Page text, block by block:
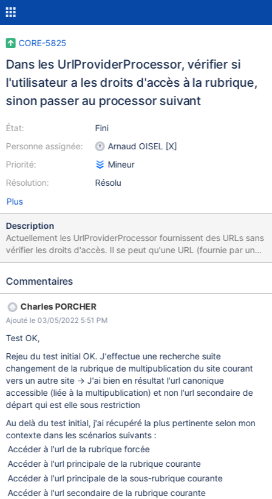
CORE-5825
Dans les UrlProviderProcessor, vérifier si
l'utilisateur a les droits d'accès à la rubrique,
sinon passer au processor suivant
État:
Personne assignée:
Priorité:
Résolution:
Fini
Arnaud OISEL [X]
Mineur
Résolu
Plus
Description
Actuellement les UrlProviderProcessor fournissent des URLs sans
vérifier les droits d'accès. Il se peut qu'une URL (fournie par un
Processor appelé secondairement) soit accessible pour
processors appelés en premier fournissent une URL mais non
les droits d'accès, pour passer au suivant si l'utilisateur n'a pas
les droits. Proposition déjà implémentée dans CESITMA-619.
Commentaires
Charles PORCHER
Ajouté le 03/05/2022 5:51 PM
Test OK,
Rejeu du test initial OK. J'effectue une recherche suite
changement de la rubrique de multipublication du site courant
vers un autre site -> J'ai bien en résultat l'url canonique
accessible (liée à la multipublication) et non l'url secondaire de
départ qui est elle sous restriction
Au delà du test initial, j'ai récupéré la plus pertinente selon mon
contexte dans les scénarios suivants :
Accéder à l'url de la rubrique forcée
Accéder à l'url principale de la rubrique courante
Accéder à l'url principale de la sous-rubrique courante
Accéder à l'url secondaire de la rubrique courante